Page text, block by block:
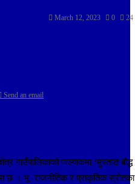
Send an email
March 12, 2023 0 24
गाउँपालिकाको फल्याकमा ‘मुस्ताङ
छ । भू–राजनीतिक र प्राकृतिक